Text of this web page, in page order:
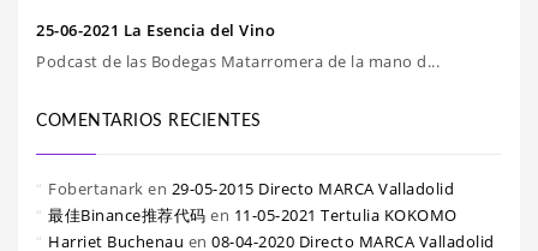
25-06-2021 La Esencia del Vino
Podcast de las Bodegas Matarromera de la mano d...
COMENTARIOS RECIENTES
Fobertanark en 29-05-2015 Directo MARCA Valladolid
最佳Binance推荐代码 en 11-05-2021 Tertulia KOKOMO
Harriet Buchenau en 08-04-2020 Directo MARCA Valladolid